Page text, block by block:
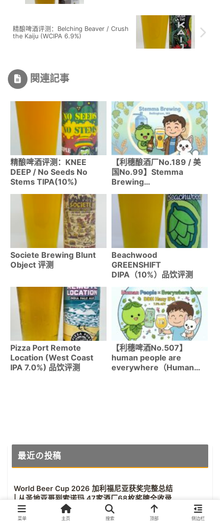
精酿啤酒评测：Belching Beaver / Crush
the Kaiju (WCIPA 6.9%)
関連記事
精酿啤酒评测：KNEE
DEEP / No Seeds No
Stems TIPA(10%)
【利穗酿酒厂No.189 / 美
国No.99】Stemma
Brewing
WA）｜World Beer Cup
2025铜奖获得的实力派！
Societe Brewing Blunt
Object 评测
Beachwood
GREENSHIFT
DIPA（10%）品饮评测
Pizza Port Remote
Location (West Coast
IPA 7.0%) 品饮评测
【利穗啤酒No.507】
human people are
everywhere（Human
最近の投稿
World Beer Cup 2026 加利福尼亚获奖完整总结
| 从圣地亚哥到索诺玛 47家酒厂68枚奖牌全收录
2026年4月23日
菜单 主页 搜索 顶部 侧边栏